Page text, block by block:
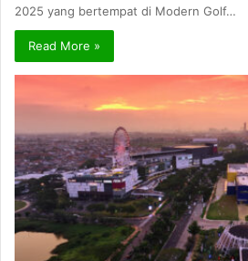
2025 yang bertempat di Modern Golf…
Read More »